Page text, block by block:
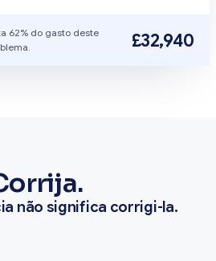
62% do gasto deste
£32,940
não significa corrigi-la.